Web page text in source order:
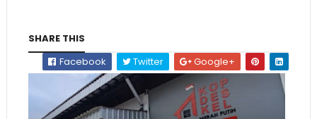
SHARE THIS
Facebook
Twitter Google+